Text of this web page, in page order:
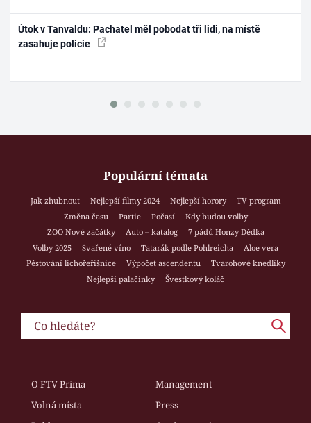
Útok v Tanvaldu: Pachatel měl pobodat tři lidi, na místě
zasahuje policie
Populární témata
Jak zhubnout Nejlepší filmy 2024 Nejlepší horory
TV program
Změna času
Partie Počasí
Kdy budou volby
ZOO Nové začátky
Auto – katalog
7 pádů Honzy Dědka
Volby 2025
Svařené víno Tatarák podle Pohlreicha
Aloe vera
Pěstování lichořeřišnice
Výpočet ascendentu
Tvarohové knedlíky
Nejlepší palačinky
Švestkový koláč
O FTV Prima
Management
Volná místa
Press